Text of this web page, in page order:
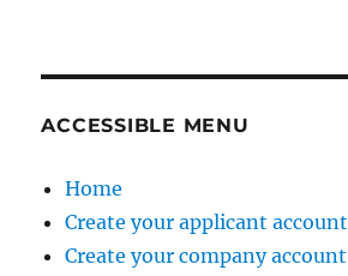
ACCESSIBLE MENU
Home
Create your applicant account
Create your company account